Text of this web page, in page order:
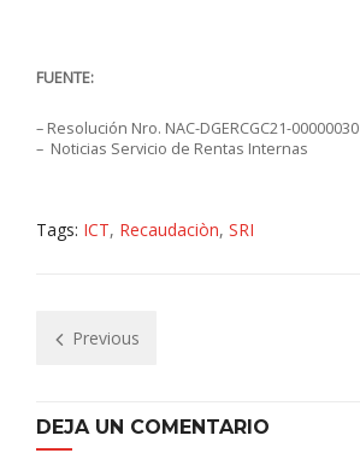
FUENTE:
– Resolución Nro. NAC-DGERCGC21-00000030
– Noticias Servicio de Rentas Internas
Tags: ICT, Recaudaciòn, SRI
Previous
DEJA UN COMENTARIO